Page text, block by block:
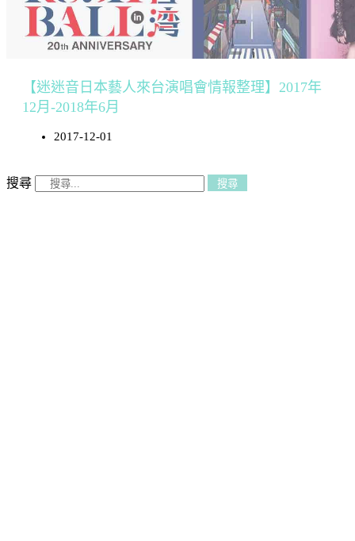
【迷迷音日本藝人來台演唱會情報整理】2017年
12月-2018年6月
2017-12-01
搜尋 搜尋